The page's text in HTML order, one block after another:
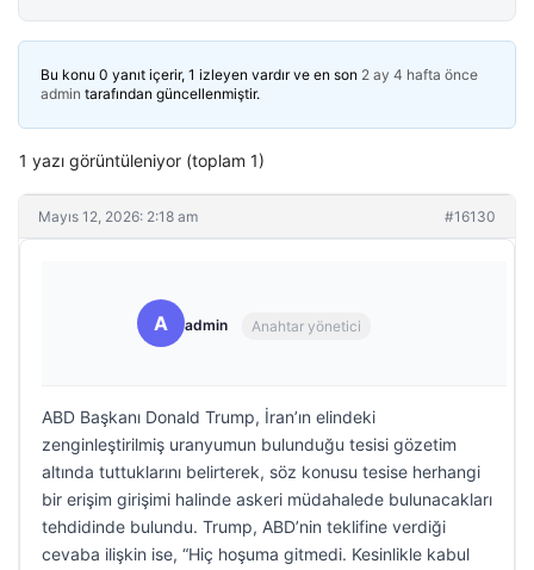
Bu konu 0 yanıt içerir, 1 izleyen vardır ve en son 2 ay 4 hafta önce
admin tarafından güncellenmiştir.
1 yazı görüntüleniyor (toplam 1)
Mayıs 12, 2026: 2:18 am #16130
A admin Anahtar yönetici
ABD Başkanı Donald Trump, İran’ın elindeki
zenginleştirilmiş uranyumun bulunduğu tesisi gözetim
altında tuttuklarını belirterek, söz konusu tesise herhangi
bir erişim girişimi halinde askeri müdahalede bulunacakları
tehdidinde bulundu. Trump, ABD’nin teklifine verdiği
cevaba ilişkin ise, “Hiç hoşuma gitmedi. Kesinlikle kabul